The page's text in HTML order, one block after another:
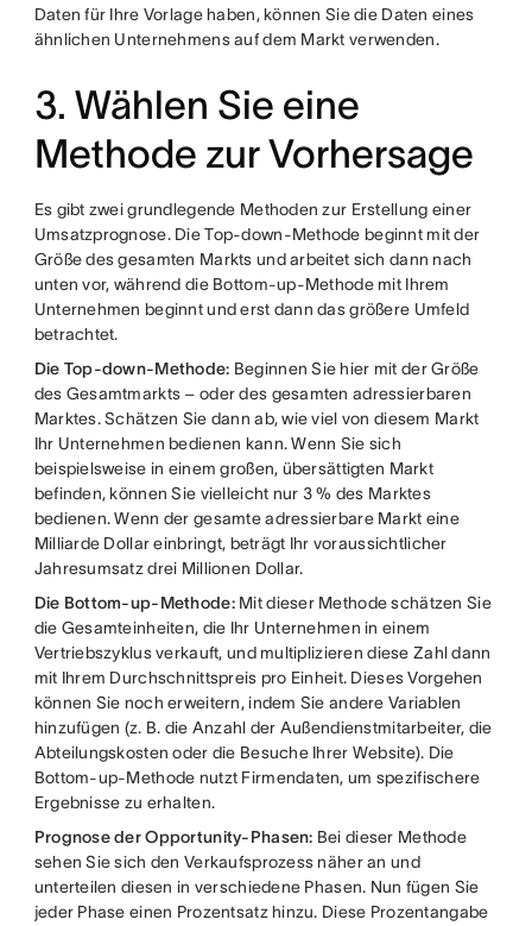
Daten für Ihre Vorlage haben, können Sie die Daten eines
ähnlichen Unternehmens auf dem Markt verwenden.
3. Wählen Sie eine
Methode zur Vorhersage
Es gibt zwei grundlegende Methoden zur Erstellung einer
Umsatzprognose. Die Top-down-Methode beginnt mit der
Größe des gesamten Markts und arbeitet sich dann nach
unten vor, während die Bottom-up-Methode mit Ihrem
Unternehmen beginnt und erst dann das größere Umfeld
betrachtet.
Die Top-down-Methode: Beginnen Sie hier mit der Größe
des Gesamtmarkts – oder des gesamten adressierbaren
Marktes. Schätzen Sie dann ab, wie viel von diesem Markt
Ihr Unternehmen bedienen kann. Wenn Sie sich
beispielsweise in einem großen, übersättigten Markt
befinden, können Sie vielleicht nur 3 % des Marktes
bedienen. Wenn der gesamte adressierbare Markt eine
Milliarde Dollar einbringt, beträgt Ihr voraussichtlicher
Jahresumsatz drei Millionen Dollar.
Die Bottom-up-Methode: Mit dieser Methode schätzen Sie
die Gesamteinheiten, die Ihr Unternehmen in einem
Vertriebszyklus verkauft, und multiplizieren diese Zahl dann
mit Ihrem Durchschnittspreis pro Einheit. Dieses Vorgehen
können Sie noch erweitern, indem Sie andere Variablen
hinzufügen (z. B. die Anzahl der Außendienstmitarbeiter, die
Abteilungskosten oder die Besuche Ihrer Website). Die
Bottom-up-Methode nutzt Firmendaten, um spezifischere
Ergebnisse zu erhalten.
Prognose der Opportunity-Phasen: Bei dieser Methode
sehen Sie sich den Verkaufsprozess näher an und
unterteilen diesen in verschiedene Phasen. Nun fügen Sie
jeder Phase einen Prozentsatz hinzu. Diese Prozentangabe